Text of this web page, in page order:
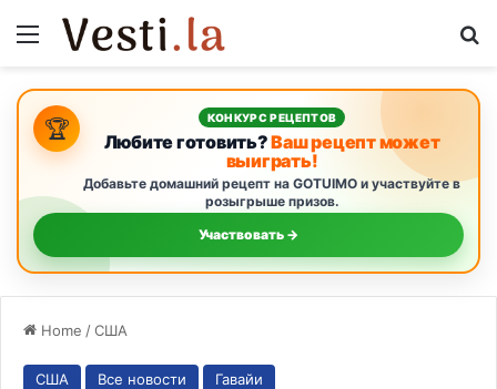
Menu
🏆 КОНКУРС РЕЦЕПТОВ
Любите готовить?Ваш рецепт может
выиграть!
Добавьте домашний рецепт на GOTUIMO и участвуйте в
розыгрыше призов.
Участвовать →
Home /США
США Все новости Гавайи